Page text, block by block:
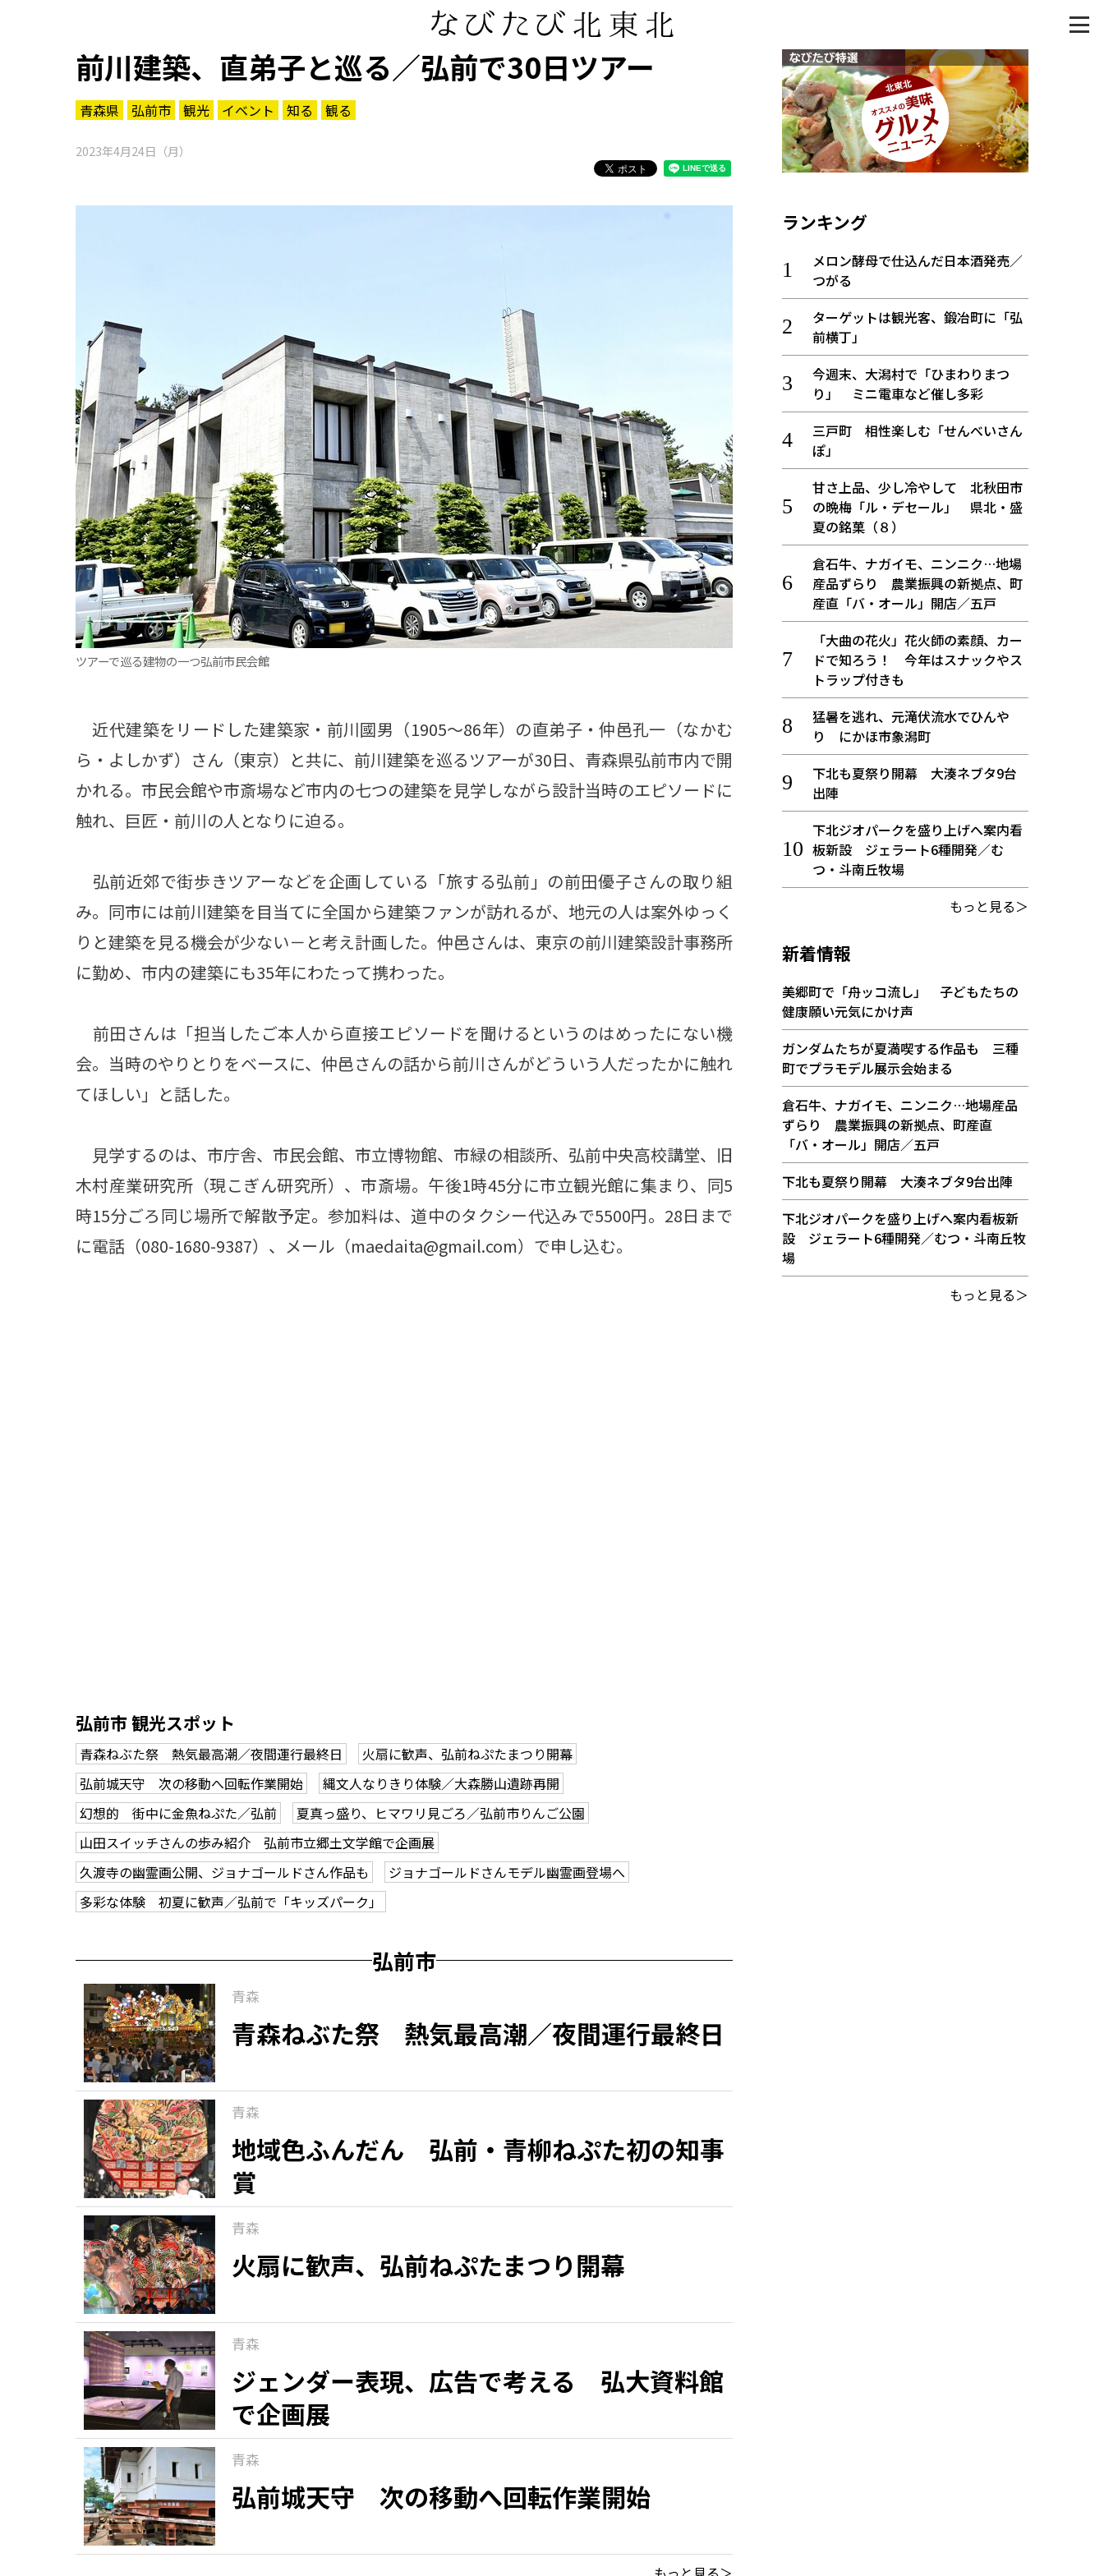
前川建築、直弟子と巡る／弘前で30日ツアー
青森県 弘前市 観光 イベント 知る 観る
2023年4月24日（月）
ツアーで巡る建物の一つ弘前市民会館
近代建築をリードした建築家・前川國男（1905～86年）の直弟子・仲邑孔一（なかむ
ら・よしかず）さん（東京）と共に、前川建築を巡るツアーが30日、青森県弘前市内で開
かれる。市民会館や市斎場など市内の七つの建築を見学しながら設計当時のエピソードに
触れ、巨匠・前川の人となりに迫る。
弘前近郊で街歩きツアーなどを企画している「旅する弘前」の前田優子さんの取り組
み。同市には前川建築を目当てに全国から建築ファンが訪れるが、地元の人は案外ゆっく
りと建築を見る機会が少ない－と考え計画した。仲邑さんは、東京の前川建築設計事務所
に勤め、市内の建築にも35年にわたって携わった。
前田さんは「担当したご本人から直接エピソードを聞けるというのはめったにない機
会。当時のやりとりをベースに、仲邑さんの話から前川さんがどういう人だったかに触れ
てほしい」と話した。
見学するのは、市庁舎、市民会館、市立博物館、市緑の相談所、弘前中央高校講堂、旧
木村産業研究所（現こぎん研究所）、市斎場。午後1時45分に市立観光館に集まり、同5
時15分ごろ同じ場所で解散予定。参加料は、道中のタクシー代込みで5500円。28日まで
に電話（080-1680-9387）、メール（maedaita@gmail.com）で申し込む。
弘前市 観光スポット
青森ねぶた祭 熱気最高潮／夜間運行最終日
火扇に歓声、弘前ねぷたまつり開幕
弘前城天守 次の移動へ回転作業開始
縄文人なりきり体験／大森勝山遺跡再開
幻想的 街中に金魚ねぷた／弘前
夏真っ盛り、ヒマワリ見ごろ／弘前市りんご公園
山田スイッチさんの歩み紹介 弘前市立郷土文学館で企画展
久渡寺の幽霊画公開、ジョナゴールドさん作品も
ジョナゴールドさんモデル幽霊画登場へ
多彩な体験 初夏に歓声／弘前で「キッズパーク」
弘前市
青森
青森ねぶた祭 熱気最高潮／夜間運行最終日
青森
地域色ふんだん 弘前・青柳ねぷた初の知事
賞
青森
火扇に歓声、弘前ねぷたまつり開幕
青森
ジェンダー表現、広告で考える 弘大資料館
で企画展
青森
弘前城天守 次の移動へ回転作業開始
ランキング
メロン酵母で仕込んだ日本酒発売／
つがる
ターゲットは観光客、鍛冶町に「弘
前横丁」
今週末、大潟村で「ひまわりまつ
り」 ミニ電車など催し多彩
三戸町 相性楽しむ「せんべいさん
ぽ」
甘さ上品、少し冷やして 北秋田市
の晩梅「ル・デセール」 県北・盛
夏の銘菓（８）
倉石牛、ナガイモ、ニンニク…地場
産品ずらり 農業振興の新拠点、町
産直「バ・オール」開店／五戸
「大曲の花火」花火師の素顔、カー
ドで知ろう！ 今年はスナックやス
トラップ付きも
猛暑を逃れ、元滝伏流水でひんや
り にかほ市象潟町
下北も夏祭り開幕 大湊ネブタ9台
出陣
下北ジオパークを盛り上げへ案内看
板新設 ジェラート6種開発／む
つ・斗南丘牧場
もっと見る＞
新着情報
美郷町で「舟ッコ流し」 子どもたちの
健康願い元気にかけ声
ガンダムたちが夏満喫する作品も 三種
町でプラモデル展示会始まる
倉石牛、ナガイモ、ニンニク…地場産品
ずらり 農業振興の新拠点、町産直
「バ・オール」開店／五戸
下北も夏祭り開幕 大湊ネブタ9台出陣
下北ジオパークを盛り上げへ案内看板新
設 ジェラート6種開発／むつ・斗南丘牧
場
もっと見る＞
パワースポット
まつり・イベント
おみやげ・特産
道の駅・産直
アウトドア・レジャー
ご当地グルメ